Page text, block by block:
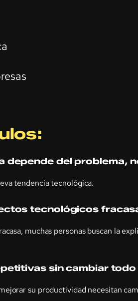
depende del problema,
tendencia tecnológica.
tecnológicos
muchas personas buscan la
sin cambiar todo
su productividad necesitan